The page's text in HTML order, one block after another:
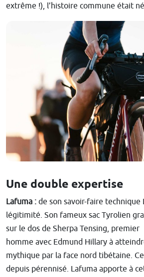
extrême !), l’histoire commune était
Une double expertise
Lafuma : de son savoir-faire technique
légitimité. Son fameux sac Tyrolien
sur le dos de Sherpa Tensing, premier
homme avec Edmund Hillary à
mythique par la face nord tibétaine.
depuis pérennisé. Lafuma apporte à